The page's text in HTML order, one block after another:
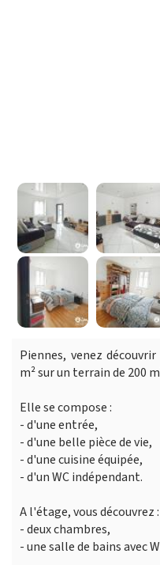
Piennes, venez
m² sur un terrain de 200
Elle se compose :
- d'une entrée,
- d'une belle pièce de vie,
- d'une cuisine équipée,
- d'un WC indépendant.
A l'étage, vous découvrez :
- deux chambres,
- une salle de bains avec